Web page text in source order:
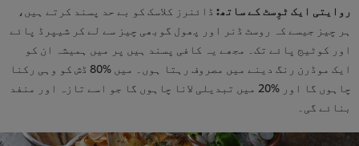
روایتی ایک ٹوِسٹ کے ساتھ: ڈائنرز کلاسک کو بے حد پسند کرتے ہیں،
ہر چیز جیسے کہ روسٹ ڈنر اور پھول گوبھی چیز سے لے کر شیپرڈ پائے
اور کوٹیج پائے تک۔ مجھے یہ کافی پسند ہیں پر میں ہمیشہ ان کو
ایک موڈرن رنگ دینے میں مصروف رہتا ہوں۔ میں %80 ڈش کو وہی رکنا
چاہوں گا اور %20 میں تبدیلی لانا چاہوں گا جو اسے تازہ اور منفد
بنائے گی۔